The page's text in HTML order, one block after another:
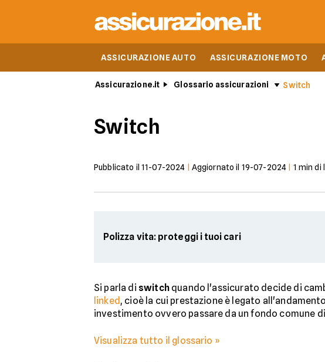
ASSICURAZIONE AUTO ASSICURAZIONE MOTO
Assicurazione.it Glossario assicurazioni Switch
Switch
Pubblicato il 11-07-2024 Aggiornato il 19-07-2024 1 min di
Polizza vita: proteggi i tuoi cari
Si parla di switchquando l'assicurato decide di
linked , cioè la cui prestazione è legato
investimento ovvero passare da un fondo comune
Visualizza tutto il glossario »